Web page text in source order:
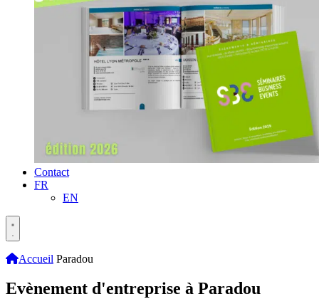
Contact
FR
EN
Accueil Paradou
Evènement d'entreprise à Paradou